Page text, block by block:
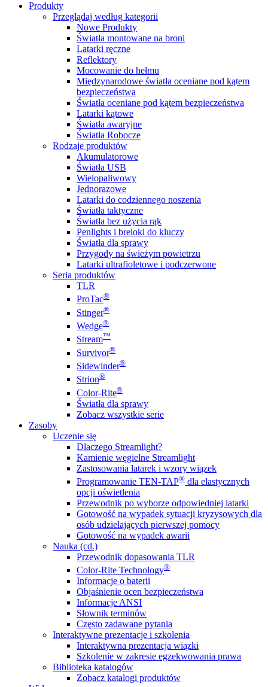
Produkty
Przeglądaj według kategorii
Nowe Produkty
Światła montowane na broni
Latarki ręczne
Reflektory
Mocowanie do hełmu
Międzynarodowe światła oceniane pod kątem
bezpieczeństwa
Światła oceniane pod kątem bezpieczeństwa
Latarki kątowe
Światła awaryjne
Światła Robocze
Rodzaje produktów
Akumulatorowe
Światła USB
Wielopaliwowy
Jednorazowe
Latarki do codziennego noszenia
Światła taktyczne
Światła bez użycia rąk
Penlights i breloki do kluczy
Światła dla sprawy
Przygody na świeżym powietrzu
Latarki ultrafioletowe i podczerwone
Seria produktów
TLR
ProTac®
Stinger®
Wedge®
Stream™
Survivor®
Sidewinder®
Strion®
Color-Rite®
Światła dla sprawy
Zobacz wszystkie serie
Zasoby
Uczenie się
Dlaczego Streamlight?
Kamienie węgielne Streamlight
Zastosowania latarek i wzory wiązek
Programowanie TEN-TAP® dla elastycznych
opcji oświetlenia
Przewodnik po wyborze odpowiedniej latarki
Gotowość na wypadek sytuacji kryzysowych dla
osób udzielających pierwszej pomocy
Gotowość na wypadek awarii
Nauka (cd.)
Przewodnik dopasowania TLR
Color-Rite Technology®
Informacje o baterii
Objaśnienie ocen bezpieczeństwa
Informacje ANSI
Słownik terminów
Często zadawane pytania
Interaktywne prezentacje i szkolenia
Interaktywna prezentacja wiązki
Szkolenie w zakresie egzekwowania prawa
Biblioteka katalogów
Zobacz katalogi produktów